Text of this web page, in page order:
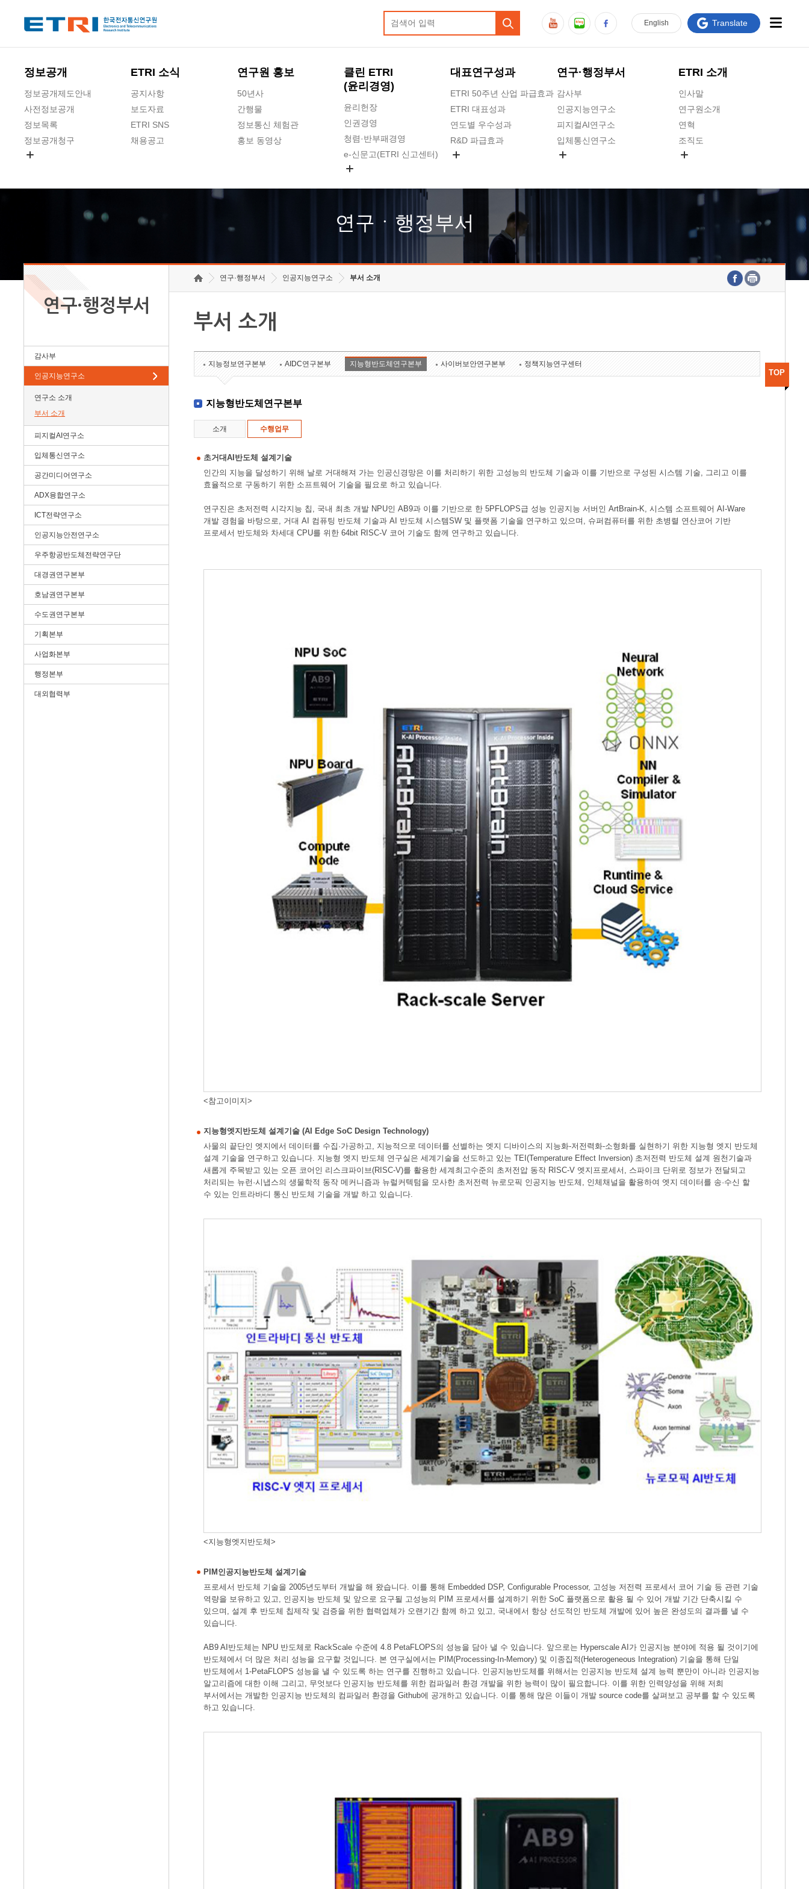
정보공개
정보공개제도안내
사전정보공개
정보목록
정보공개청구
ETRI 소식
공지사항
보도자료
ETRI SNS
채용공고
연구원 홍보
50년사
간행물
정보통신 체험관
홍보 동영상
클린 ETRI
(윤리경영)
윤리헌장
인권경영
청렴·반부패경영
e-신문고(ETRI 신고센터)
고객의소리
수의계약 현황
대표연구성과
ETRI 50주년 산업 파급효과
ETRI 대표성과
연도별 우수성과
R&D 파급효과
연구·행정부서
감사부
인공지능연구소
피지컬AI연구소
입체통신연구소
호남권연구본부
기획본부
ETRI 소개
인사말
연구원소개
연혁
조직도
연구원 고객헌장
주요업무연락처
English Translate
연구ㆍ행정부서
연구·행정부서
감사부
인공지능연구소
연구소 소개
부서 소개
피지컬AI연구소
입체통신연구소
공간미디어연구소
ADX융합연구소
ICT전략연구소
인공지능안전연구소
우주항공반도체전략연구단
대경권연구본부
호남권연구본부
수도권연구본부
기획본부
사업화본부
행정본부
대외협력부
연구·행정부서 인공지능연구소 부서 소개
부서 소개
지능정보연구본부 AIDC연구본부 지능형반도체연구본부 사이버보안연구본부 정책지능연구센터
지능형반도체연구본부
소개 수행업무
초거대AI반도체 설계기술
인간의 지능을 달성하기 위해 날로 거대해져 가는 인공신경망은 이를 처리하기 위한 고성능의 반도체 기술과 이를 기반으로 구성된 시스템 기술, 그리고 이를
효율적으로 구동하기 위한 소프트웨어 기술을 필요로 하고 있습니다.
연구진은 초저전력 시각지능 칩, 국내 최초 개발 NPU인 AB9과 이를 기반으로 한 5PFLOPS급 성능 인공지능 서버인 ArtBrain-K, 시스템 소프트웨어 AI-Ware
개발 경험을 바탕으로, 거대 AI 컴퓨팅 반도체 기술과 AI 반도체 시스템SW 및 플랫폼 기술을 연구하고 있으며, 슈퍼컴퓨터를 위한 초병렬 연산코어 기반
프로세서 반도체와 차세대 CPU를 위한 64bit RISC-V 코어 기술도 함께 연구하고 있습니다.
<참고이미지>
지능형엣지반도체 설계기술 (AI Edge SoC Design Technology)
사물의 끝단인 엣지에서 데이터를 수집·가공하고, 지능적으로 데이터를 선별하는 엣지 디바이스의 지능화-저전력화-소형화를 실현하기 위한 지능형 엣지 반도체
설계 기술을 연구하고 있습니다. 지능형 엣지 반도체 연구실은 세계기술을 선도하고 있는 TEI(Temperature Effect Inversion) 초저전력 반도체 설계 원천기술과
새롭게 주목받고 있는 오픈 코어인 리스크파이브(RISC-V)를 활용한 세계최고수준의 초저전압 동작 RISC-V 엣지프로세서, 스파이크 단위로 정보가 전달되고
처리되는 뉴런·시냅스의 생물학적 동작 메커니즘과 뉴럴커텍텀을 모사한 초저전력 뉴로모픽 인공지능 반도체, 인체채널을 활용하여 엣지 데이터를 송·수신 할
수 있는 인트라바디 통신 반도체 기술을 개발 하고 있습니다.
<지능형엣지반도체>
PIM인공지능반도체 설계기술
프로세서 반도체 기술을 2005년도부터 개발을 해 왔습니다. 이를 통해 Embedded DSP, Configurable Processor, 고성능 저전력 프로세서 코어 기술 등 관련 기술
역량을 보유하고 있고, 인공지능 반도체 및 앞으로 요구될 고성능의 PIM 프로세서를 설계하기 위한 SoC 플랫폼으로 활용 될 수 있어 개발 기간 단축시킬 수
있으며, 설계 후 반도체 칩제작 및 검증을 위한 협력업체가 오랜기간 함께 하고 있고, 국내에서 항상 선도적인 반도체 개발에 있어 높은 완성도의 결과를 낼 수
있습니다.
AB9 AI반도체는 NPU 반도체로 RackScale 수준에 4.8 PetaFLOPS의 성능을 담아 낼 수 있습니다. 앞으로는 Hyperscale AI가 인공지능 분야에 적용 될 것이기에
반도체에서 더 많은 처리 성능을 요구할 것입니다. 본 연구실에서는 PIM(Processing-In-Memory) 및 이종집적(Heterogeneous Integration) 기술을 통해 단일
반도체에서 1-PetaFLOPS 성능을 낼 수 있도록 하는 연구를 진행하고 있습니다. 인공지능반도체를 위해서는 인공지능 반도체 설계 능력 뿐만이 아니라 인공지능
알고리즘에 대한 이해 그리고, 무엇보다 인공지능 반도체를 위한 컴파일러 환경 개발을 위한 능력이 많이 필요합니다. 이를 위한 인력양성을 위해 저희
부서에서는 개발한 인공지능 반도체의 컴파일러 환경을 Github에 공개하고 있습니다. 이를 통해 많은 이들이 개발 source code를 살펴보고 공부를 할 수 있도록
하고 있습니다.
TOP